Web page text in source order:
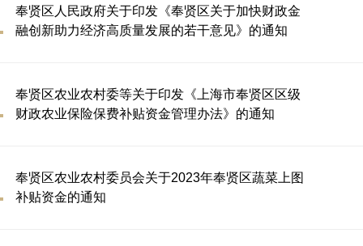
奉贤区人民政府关于印发《奉贤区关于加快财政金
融创新助力经济高质量发展的若干意见》的通知
奉贤区农业农村委等关于印发《上海市奉贤区区级
财政农业保险保费补贴资金管理办法》的通知
奉贤区农业农村委员会关于2023年奉贤区蔬菜上图
补贴资金的通知